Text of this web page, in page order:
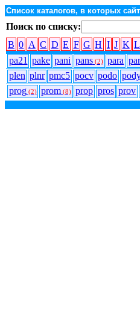
Список каталогов, в которых
Поиск по списку:
B 0 A C D E F G H I J K L
pa21 pake pani pans(2) para
plen plnr pmc5 pocv podo
prog(2) prom(8) prop pros prov